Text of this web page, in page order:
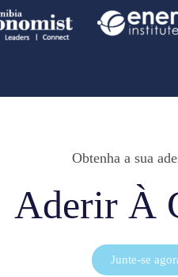
Obtenha a sua
Aderir À
Junte-se